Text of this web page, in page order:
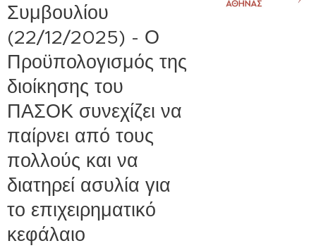
Συμβουλίου
(22/12/2025) - Ο
Προϋπολογισμός της
διοίκησης του
ΠΑΣΟΚ συνεχίζει να
παίρνει από τους
πολλούς και να
διατηρεί ασυλία για
το επιχειρηματικό
κεφάλαιο